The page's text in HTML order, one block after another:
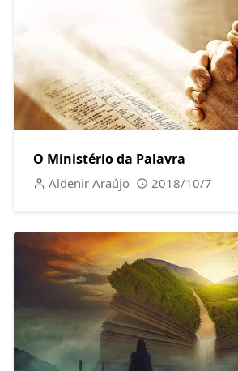
O Ministério da Palavra
Aldenir Araújo 2018/10/7